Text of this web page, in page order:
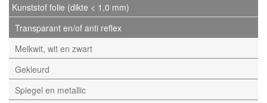
Kunststof folie (dikte < 1,0 mm)
Transparant en/of anti reflex
Melkwit, wit en zwart
Gekleurd
Spiegel en metallic